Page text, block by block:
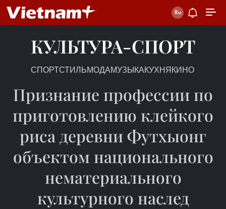
КУЛЬТУРА-СПОРТ
СПОРТСТИЛЬМОДАМУЗЫКАКУХНЯКИНО
Признание профессии по
приготовлению клейкого
риса деревни Футхыонг
объектом национального
нематериального
культурного наслед